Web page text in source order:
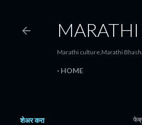
Marathi culture,Marathi
HOME
शेअर करा